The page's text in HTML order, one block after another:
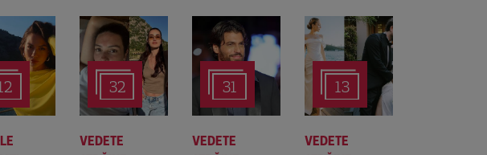
32
VEDETE
31
VEDETE
13
VEDETE